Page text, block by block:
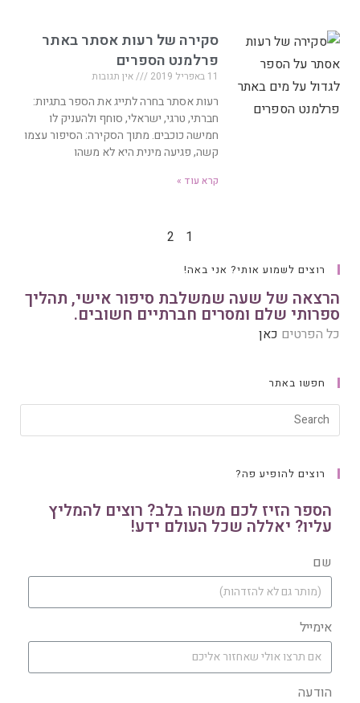
סקירה של רעות אסתר באתר
פרלמנט הספרים
11 באפריל 2019 אין תגובות
רעות אסתר בחרה לתייג את הספר בתגיות:
חברתי, טרגי, ישראלי, סוחף ולהעניק לו
חמישה כוכבים. מתוך הסקירה: הסיפור עצמו
קשה, פגיעה מינית היא לא משהו
קרא עוד »
1
2
רוצים לשמוע אותי? אני באה!
הרצאה של שעה שמשלבת סיפור אישי, תהליך
ספרותי שלם ומסרים חברתיים חשובים.
כל הפרטים כאן
חפשו באתר
רוצים להופיע פה?
הספר הזיז לכם משהו בלב? רוצים להמליץ
עליו? יאללה שכל העולם ידע!
שם
אימייל
הודעה